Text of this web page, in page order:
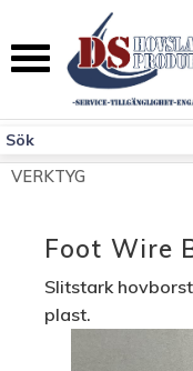
Meny
VERKTYG
Foot Wire
Slitstark
plast.